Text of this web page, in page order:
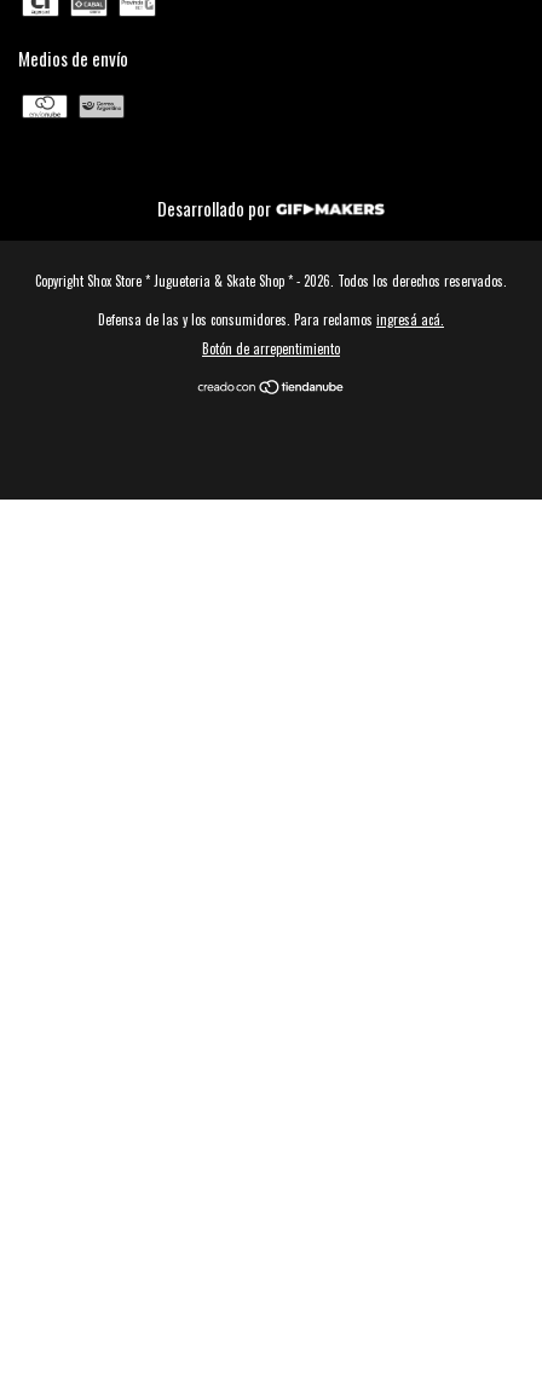
Medios de envío
Desarrollado por
Copyright Shox Store * Jugueteria & Skate Shop * - 2026. Todos los derechos reservados.
Defensa de las y los consumidores. Para reclamos ingresá acá.
Botón de arrepentimiento